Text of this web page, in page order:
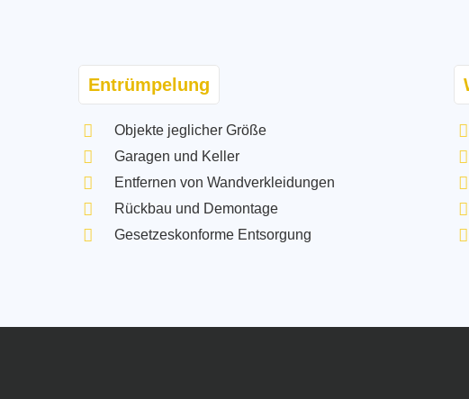
Entrümpelung
Objekte jeglicher Größe
Garagen und Keller
Entfernen von Wandverkleidungen
Rückbau und Demontage
Gesetzeskonforme Entsorgung